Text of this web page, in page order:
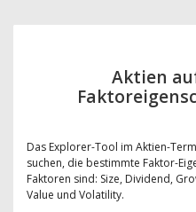
Aktien
Das Explorer-Tool im Aktien-
suchen, die bestimmte Faktor-
Faktoren sind: Size, Dividend,
Value und Volatility.